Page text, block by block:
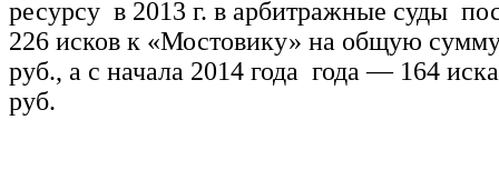
ресурсу в 2013 г. в арбитражные суды
226 исков к «Мостовику» на общую
руб., а с начала 2014 года года — 164
руб.